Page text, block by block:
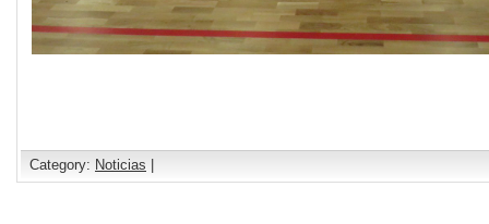
Category: Noticias |